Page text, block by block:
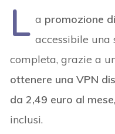
L a promozione
accessibile una
completa, grazie a
ottenere una VPN
da 2,49 euro al mese
inclusi.